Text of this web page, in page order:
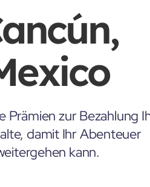
Prämien zur Bezahlung
damit Ihr Abenteuer
kann.